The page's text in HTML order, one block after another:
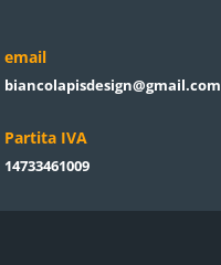
email
biancolapisdesign@gmail.com
Partita IVA
14733461009